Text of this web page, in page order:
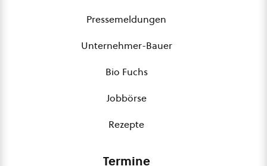
Pressemeldungen
Unternehmer-Bauer
Bio Fuchs
Jobbörse
Rezepte
Termine